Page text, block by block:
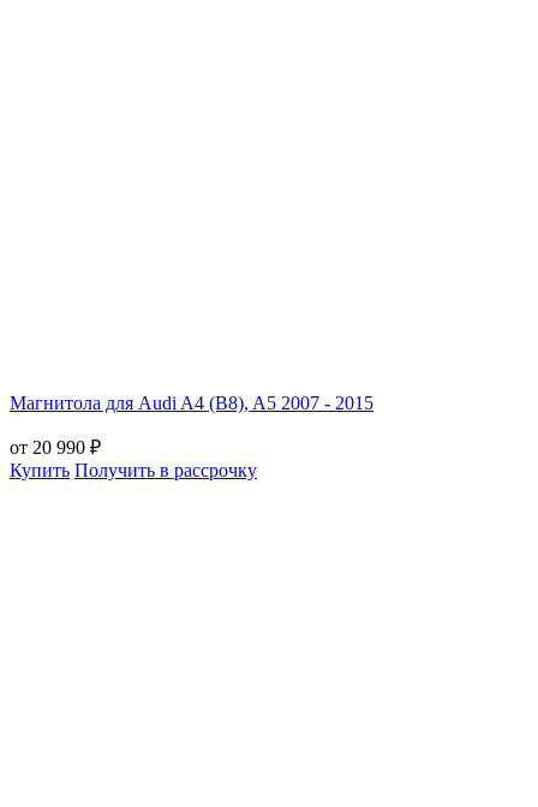
Магнитола для Audi A4 (B8), A5 2007 - 2015
от 20 990 ₽
Купить Получить в рассрочку